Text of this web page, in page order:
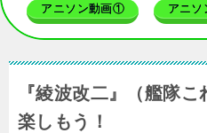
アニソン動画① アニ
『綾波改二』（艦隊
楽しもう！